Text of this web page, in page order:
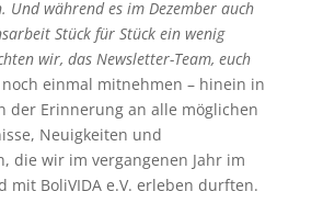
Und während es im Dezember auch
Stück für Stück ein wenig
wir, das Newsletter-Team, euch
einmal mitnehmen – hinein in
der Erinnerung an alle möglichen
Neuigkeiten und
die wir im vergangenen Jahr im
mit BoliVIDA e.V. erleben durften.